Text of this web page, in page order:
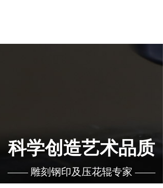
—— 雕刻钢印及压花辊专家 ——
科学创造艺术品质